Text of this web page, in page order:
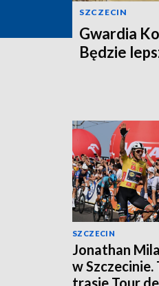
SZCZECIN
Gwardia
Będzie
SZCZECIN
Jonathan
w Szczecinie.
trasie Tour